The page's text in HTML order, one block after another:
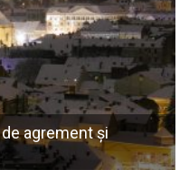
agrement și